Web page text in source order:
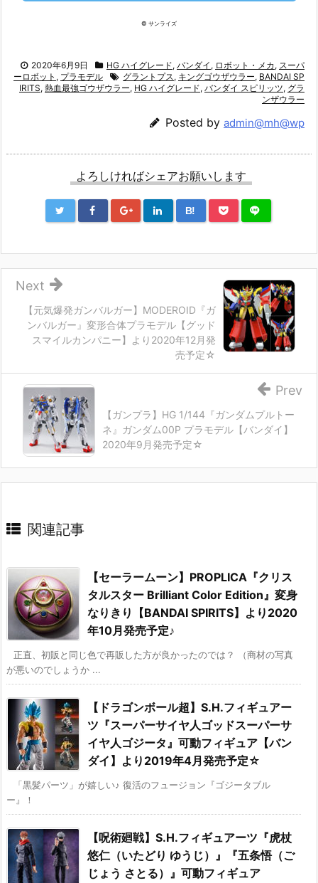
© サンライズ
2020年6月9日 HG ハイグレード, バンダイ , ロボット・メカ , スーパ
ーロボット , プラモデル グラントプス, キングゴウザウラー, BANDAI SP
IRITS, 熱血最強ゴウザウラー, HG ハイグレード, バンダイ スピリッツ, グラ
ンザウラー
Posted by admin@mh@wp
よろしければシェアお願いします
B!
【元気爆発ガンバルガー】MODEROID『ガ
ンバルガー』変形合体プラモデル【グッド
スマイルカンパニー】より2020年12月発
売予定☆
Next
【ガンプラ】HG 1/144『ガンダムプルトー
ネ』ガンダム00P プラモデル【バンダイ】
2020年9月発売予定☆
Prev
関連記事
【セーラームーン】PROPLICA『クリス
タルスター Brilliant Color Edition』変身
なりきり【BANDAI SPIRITS】より2020
年10月発売予定♪
正直、初販と同じ色で再販した方が良かったのでは？ （商材の写真
が悪いのでしょうか ...
【ドラゴンボール超】S.H.フィギュアー
ツ『スーパーサイヤ人ゴッドスーパーサ
イヤ人ゴジータ』可動フィギュア【バン
ダイ】より2019年4月発売予定☆
「黒髪パーツ」が嬉しい♪ 復活のフュージョン『ゴジータブル
ー』！
【呪術廻戦】S.H.フィギュアーツ『虎杖
悠仁（いたどり ゆうじ）』『五条悟（ご
じょう さとる）』可動フィギュア